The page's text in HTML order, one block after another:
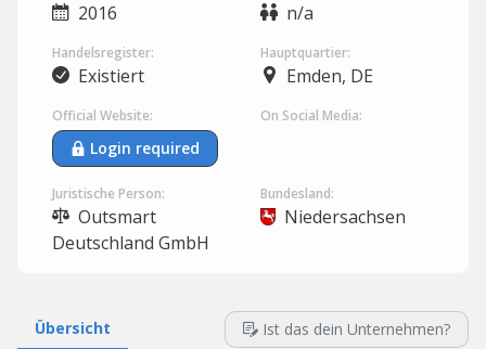
2016 n/a
Handelsregister:
Existiert
Hauptquartier:
Emden, DE
Official Website:
Login required
On Social Media:
Juristische Person:
Outsmart
Deutschland GmbH
Bundesland:
Niedersachsen
Übersicht Ist das dein Unternehmen?